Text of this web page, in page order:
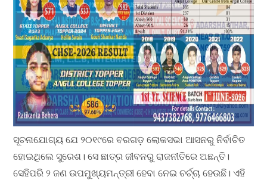
ସୂଚନାଯୋଗ୍ୟ ଯେ ୨୦୧୯ରେ ବରଗଡ଼ ଲୋକସଭା ଆସନରୁ ନିର୍ବାଚିତ
ହୋଇଥିଲେ ସୁରେଶ। ସେ ଛାତ୍ର ଜୀବନରୁ ରାଜନୀତିରେ ଅଛନ୍ତି।
ସେହିପରି ୨ ଜଣ ଉପମୁଖ୍ୟମନ୍ତ୍ରୀ ହେବା ନେଇ ଚର୍ଚ୍ଚା ହେଉଛି। ଏହି